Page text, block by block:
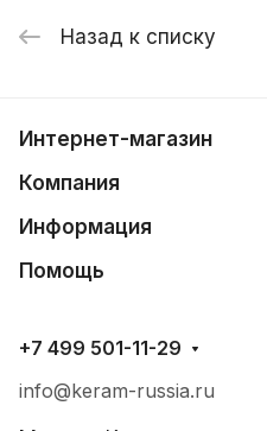
Назад к списку
Интернет-магазин
Компания
Информация
Помощь
+7 499 501-11-29
info@keram-russia.ru